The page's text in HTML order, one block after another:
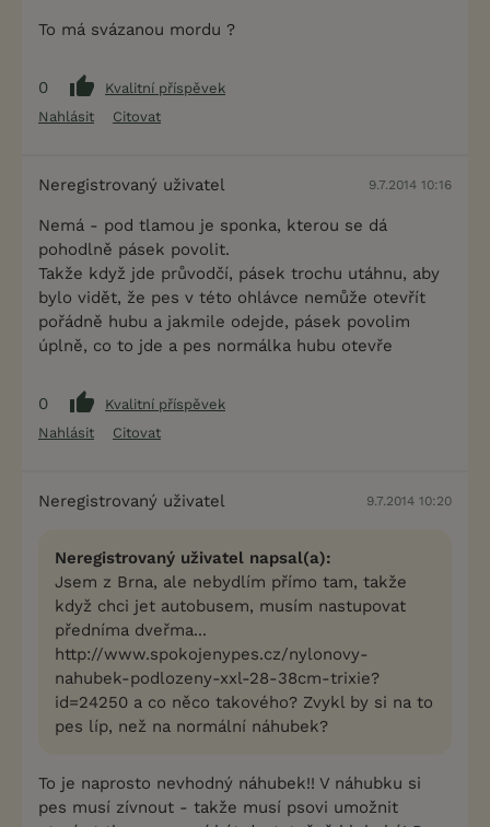
To má svázanou mordu ?
0
Kvalitní příspěvek
Nahlásit
Citovat
Neregistrovaný uživatel 9.7.2014 10:16
Nemá - pod tlamou je sponka, kterou se dá
pohodlně pásek povolit.
Takže když jde průvodčí, pásek trochu utáhnu, aby
bylo vidět, že pes v této ohlávce nemůže otevřít
pořádně hubu a jakmile odejde, pásek povolim
úplně, co to jde a pes normálka hubu otevře
0
Kvalitní příspěvek
Nahlásit
Citovat
Neregistrovaný uživatel 9.7.2014 10:20
Neregistrovaný uživatel napsal(a):
Jsem z Brna, ale nebydlím přímo tam, takže
když chci jet autobusem, musím nastupovat
předníma dveřma...
http://www.spokojenypes.cz/nylonovy-
nahubek-podlozeny-xxl-28-38cm-trixie?
id=24250 a co něco takového? Zvykl by si na to
pes líp, než na normální náhubek?
To je naprosto nevhodný náhubek!! V náhubku si
pes musí zívnout - takže musí psovi umožnit